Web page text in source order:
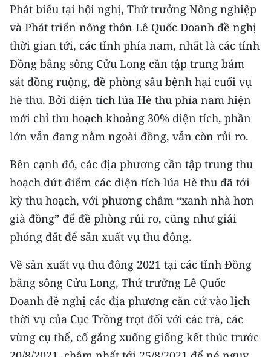
Phát biểu tại hội nghị, Thứ trưởng Nông nghiệp
và Phát triển nông thôn Lê Quốc Doanh đề nghị
thời gian tới, các tỉnh phía nam, nhất là các tỉnh
Đồng bằng sông Cửu Long cần tập trung bám
sát đồng ruộng, đề phòng sâu bệnh hại cuối vụ
hè thu. Bởi diện tích lúa Hè thu phía nam hiện
mới chỉ thu hoạch khoảng 30% diện tích, phần
lớn vẫn đang nằm ngoài đồng, vẫn còn rủi ro.
Bên cạnh đó, các địa phương cần tập trung thu
hoạch dứt điểm các diện tích lúa Hè thu đã tới
kỳ thu hoạch, với phương châm “xanh nhà hơn
già đồng” để đề phòng rủi ro, cũng như giải
phóng đất để sản xuất vụ thu đông.
Về sản xuất vụ thu đông 2021 tại các tỉnh Đồng
bằng sông Cửu Long, Thứ trưởng Lê Quốc
Doanh đề nghị các địa phương căn cứ vào lịch
thời vụ của Cục Trồng trọt đối với các trà, các
vùng cụ thể, cố gắng xuống giống kết thúc trước